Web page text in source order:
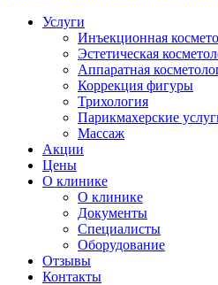
Услуги
Инъекционная
Эстетическая
Аппаратная
Коррекция фигуры
Трихология
Парикмахерские
Массаж
Акции
Цены
О клинике
О клинике
Документы
Специалисты
Оборудование
Отзывы
Контакты